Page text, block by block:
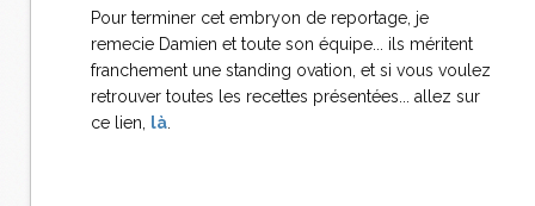
Pour terminer cet embryon de reportage, je
remecie Damien et toute son équipe... ils méritent
franchement une standing ovation, et si vous voulez
retrouver toutes les recettes présentées... allez sur
ce lien,
là